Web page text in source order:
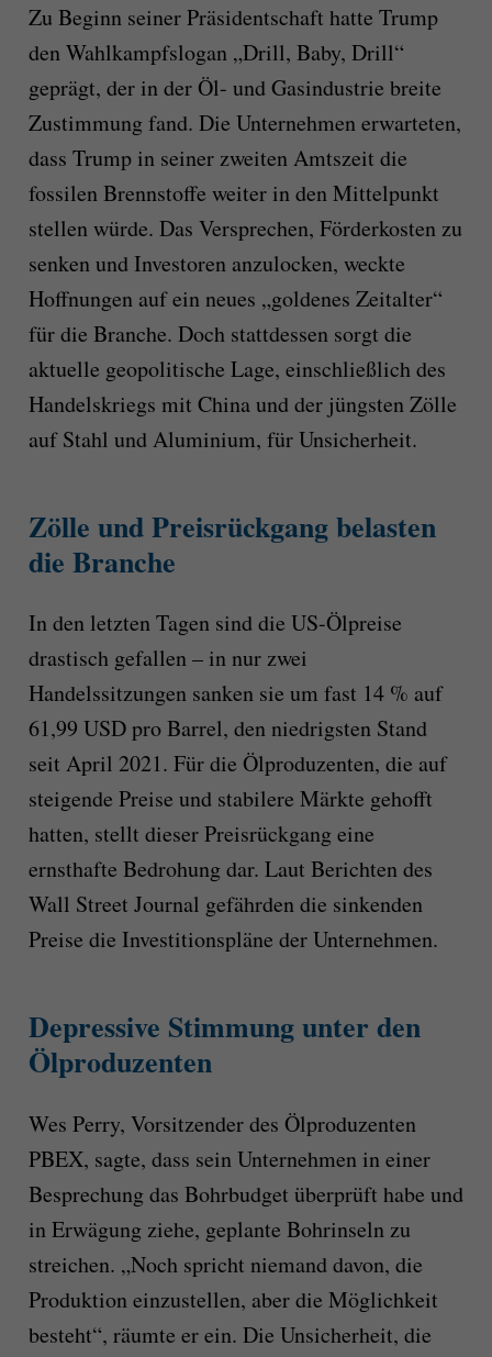
Zu Beginn seiner Präsidentschaft hatte Trump
den Wahlkampfslogan „Drill, Baby, Drill“
geprägt, der in der Öl- und Gasindustrie breite
Zustimmung fand. Die Unternehmen erwarteten,
dass Trump in seiner zweiten Amtszeit die
fossilen Brennstoffe weiter in den Mittelpunkt
stellen würde. Das Versprechen, Förderkosten zu
senken und Investoren anzulocken, weckte
Hoffnungen auf ein neues „goldenes Zeitalter“
für die Branche. Doch stattdessen sorgt die
aktuelle geopolitische Lage, einschließlich des
Handelskriegs mit China und der jüngsten Zölle
auf Stahl und Aluminium, für Unsicherheit.
Zölle und Preisrückgang belasten
die Branche
In den letzten Tagen sind die US-Ölpreise
drastisch gefallen – in nur zwei
Handelssitzungen sanken sie um fast 14 % auf
61,99 USD pro Barrel, den niedrigsten Stand
seit April 2021. Für die Ölproduzenten, die auf
steigende Preise und stabilere Märkte gehofft
hatten, stellt dieser Preisrückgang eine
ernsthafte Bedrohung dar. Laut Berichten des
Wall Street Journal gefährden die sinkenden
Preise die Investitionspläne der Unternehmen.
Depressive Stimmung unter den
Ölproduzenten
Wes Perry, Vorsitzender des Ölproduzenten
PBEX, sagte, dass sein Unternehmen in einer
Besprechung das Bohrbudget überprüft habe und
in Erwägung ziehe, geplante Bohrinseln zu
streichen. „Noch spricht niemand davon, die
Produktion einzustellen, aber die Möglichkeit
besteht“, räumte er ein. Die Unsicherheit, die